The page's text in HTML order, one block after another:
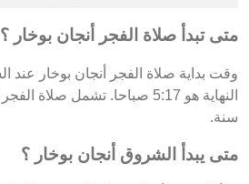
متى تبدأ صلاة الفجر أنجان بوخار ؟
سنة.
متى يبدأ الشروق أنجان بوخار ؟